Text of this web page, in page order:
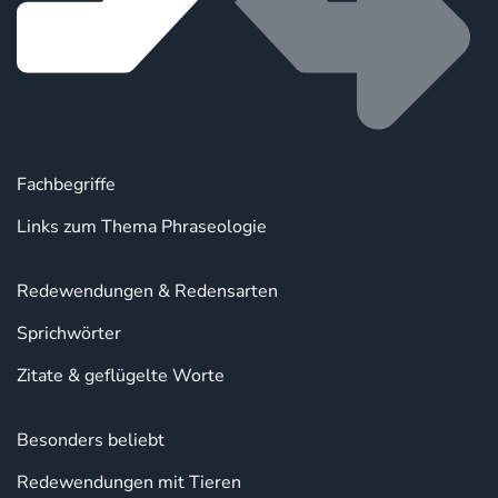
Fachbegriffe
Links zum Thema Phraseologie
Redewendungen & Redensarten
Sprichwörter
Zitate & geflügelte Worte
Besonders beliebt
Redewendungen mit Tieren